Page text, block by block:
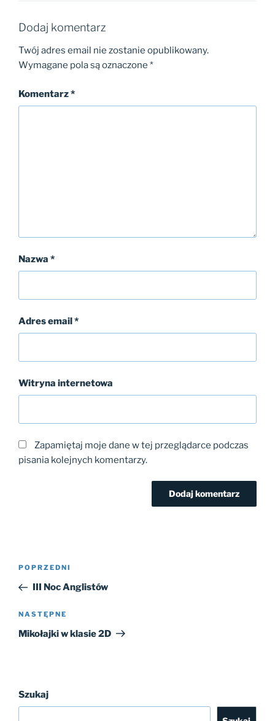
Dodaj komentarz
Twój adres email nie zostanie opublikowany.
Wymagane pola są oznaczone *
Komentarz*
Nazwa *
Adres email*
Witryna internetowa
Zapamiętaj moje dane w tej przeglądarce podczas
pisania kolejnych komentarzy.
Nawigacja
Poprzedni
wpis
POPRZEDNI
III Noc Anglistów
Następny
wpis
NASTĘPNE
Mikołajki w klasie 2D
Szukaj